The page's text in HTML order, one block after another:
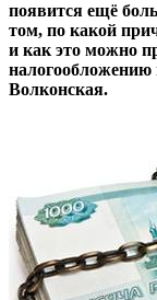
появится ещё
том, по какой
и как это можно
налогообложению
Волконская.